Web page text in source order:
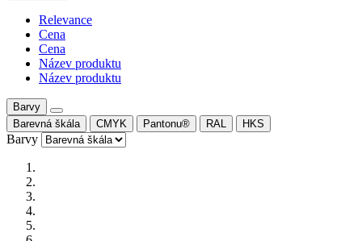
Relevance
Cena
Cena
Název produktu
Název produktu
Barvy
Barevná škála
CMYK Pantonu® RAL HKS
Barvy